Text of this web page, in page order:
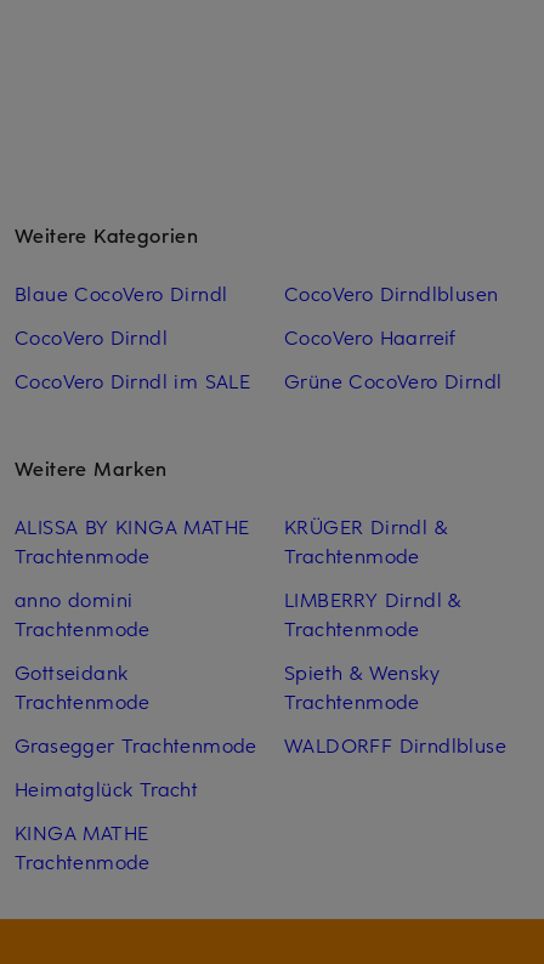
Weitere Kategorien
Blaue CocoVero Dirndl
CocoVero Dirndl
CocoVero Dirndl im SALE
CocoVero Dirndlblusen
CocoVero Haarreif
Grüne CocoVero Dirndl
Weitere Marken
ALISSA BY KINGA MATHE
Trachtenmode
anno domini
Trachtenmode
Gottseidank
Trachtenmode
Grasegger Trachtenmode
Heimatglück Tracht
KINGA MATHE
Trachtenmode
KRÜGER Dirndl &
Trachtenmode
LIMBERRY Dirndl &
Trachtenmode
Spieth & Wensky
Trachtenmode
WALDORFF Dirndlbluse